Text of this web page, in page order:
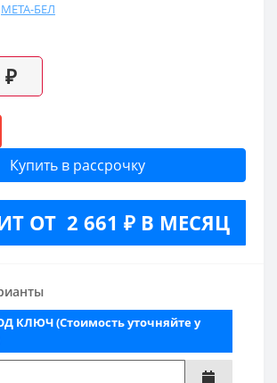
МЕТА-БЕЛ
₽
Купить в рассрочку
ОТ 2 661 ₽ В МЕСЯЦ
КЛЮЧ (Стоимость уточняйте у